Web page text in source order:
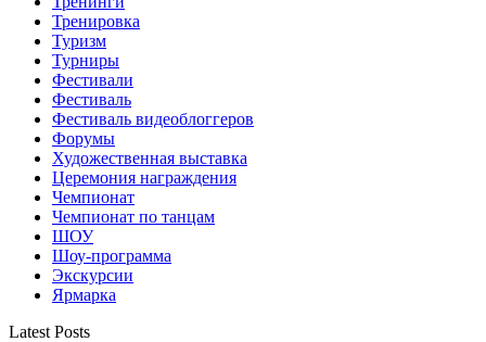
Тренировка
Туризм
Турниры
Фестивали
Фестиваль
Фестиваль видеоблоггеров
Форумы
Художественная выставка
Церемония награждения
Чемпионат
Чемпионат по танцам
ШОУ
Шоу-программа
Экскурсии
Ярмарка
Latest Posts